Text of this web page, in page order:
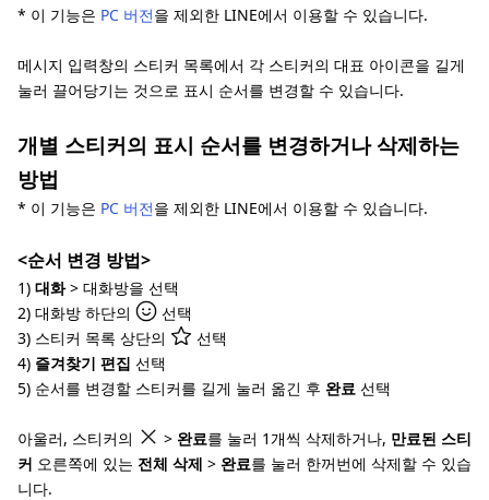
* 이 기능은 PC 버전을 제외한 LINE에서 이용할 수 있습니다.
메시지 입력창의 스티커 목록에서 각 스티커의 대표 아이콘을 길게
눌러 끌어당기는 것으로 표시 순서를 변경할 수 있습니다.
개별 스티커의 표시 순서를 변경하거나 삭제하는
방법
* 이 기능은 PC 버전을 제외한 LINE에서 이용할 수 있습니다.
<순서 변경 방법>
1) 대화> 대화방을 선택
2) 대화방 하단의
선택
3) 스티커 목록 상단의
선택
4) 즐겨찾기 편집 선택
5) 순서를 변경할 스티커를 길게 눌러 옮긴 후 완료 선택
아울러, 스티커의 > 완료를 눌러 1개씩 삭제하거나, 만료된 스티
커 오른쪽에 있는 전체 삭제 > 완료를 눌러 한꺼번에 삭제할 수 있습
니다.